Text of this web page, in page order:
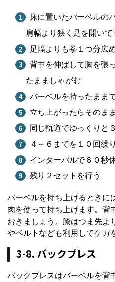
床に置いたバーベルの
肩幅より狭く足を開いて
足幅よりも拳１つ分広
背中を伸ばして胸を張
たまましゃがむ
バーベルを持ったまま
立ち上がったらそのま
同じ軌道でゆっくりと
４～６までを１０回繰
インターバルで６０秒
残り２セットを行う
バーベルを持ち上げるときに
肉を使って持ち上げます。背
おきましょう。膝はつま先よ
やベルトなども利用してケガ
3-8. バックプレス
バックプレスはバーベルを背